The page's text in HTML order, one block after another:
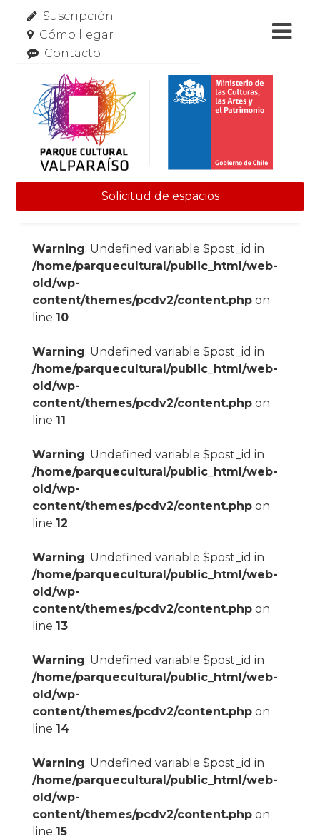
Suscripción
Cómo llegar
Contacto
Solicitud de espacios
Warning: Undefined variable $post_id in
/home/parquecultural/public_html/web-
old/wp-
content/themes/pcdv2/content.phpon
line 10
Warning: Undefined variable $post_id in
/home/parquecultural/public_html/web-
old/wp-
content/themes/pcdv2/content.phpon
line 11
Warning: Undefined variable $post_id in
/home/parquecultural/public_html/web-
old/wp-
content/themes/pcdv2/content.phpon
line 12
Warning: Undefined variable $post_id in
/home/parquecultural/public_html/web-
old/wp-
content/themes/pcdv2/content.phpon
line 13
Warning: Undefined variable $post_id in
/home/parquecultural/public_html/web-
old/wp-
content/themes/pcdv2/content.phpon
line 14
Warning: Undefined variable $post_id in
/home/parquecultural/public_html/web-
old/wp-
content/themes/pcdv2/content.phpon
line 15